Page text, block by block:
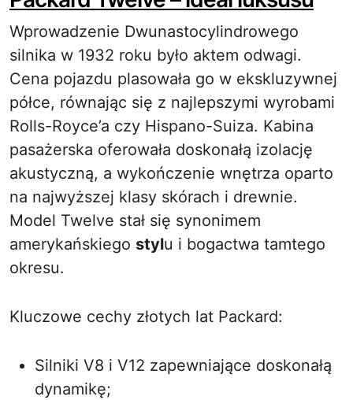
Wprowadzenie Dwunastocylindrowego
silnika w 1932 roku było aktem odwagi.
Cena pojazdu plasowała go w ekskluzywnej
półce, równając się z najlepszymi wyrobami
Rolls-Royce’a czy Hispano-Suiza. Kabina
pasażerska oferowała doskonałą izolację
akustyczną, a wykończenie wnętrza oparto
na najwyższej klasy skórach i drewnie.
Model Twelve stał się synonimem
amerykańskiego stylu i bogactwa tamtego
okresu.
Kluczowe cechy złotych lat Packard:
Silniki V8 i V12 zapewniające doskonałą
dynamikę;